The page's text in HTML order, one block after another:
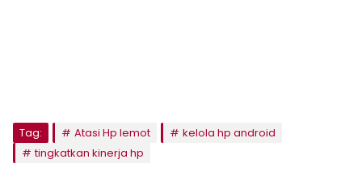
Tag: Atasi Hp lemot
kelola hp android
tingkatkan kinerja hp